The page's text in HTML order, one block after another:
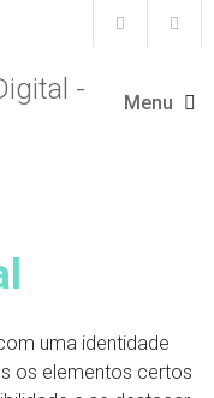
uma identidade
os elementos certos